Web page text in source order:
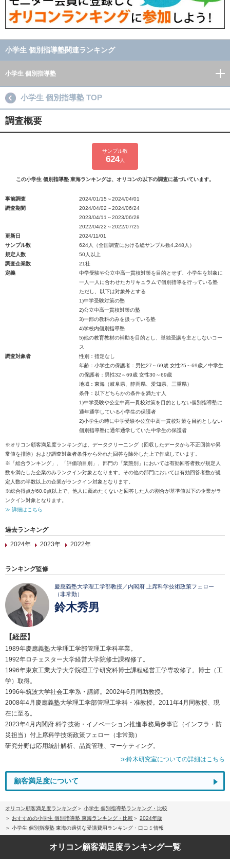
小学生 個別指導塾関連ランキング
小学生 個別指導塾
小学生 個別指導塾 TOP
調査概要
サンプル数
624人
この小学生 個別指導塾 東海ランキングは、オリコンの以下の調査に基づいています。
事前調査
2024/01/15～2024/04/01
調査期間
2024/04/02～2024/06/24
2023/04/11～2023/06/28
2022/04/22～2022/07/25
更新日
2024/11/01
サンプル数
624人（全国調査における総サンプル数4,248人）
規定人数
50人以上
調査企業数
21社
定義
中学受験や公立中高一貫校対策を目的とせず、小学生を対象に
一人一人に合わせたカリキュラムで個別指導を行っている塾
ただし、以下は対象外とする
1)中学受験対策の塾
2)公立中高一貫校対策の塾
3)一部の教科のみを扱っている塾
4)学校内個別指導塾
5)他の教育教材の補助を目的とし、単独受講を主としないコー
ス
調査対象者
性別：指定なし
年齢：小学生の保護者：男性27～69歳 女性25～69歳／中学生
の保護者：男性32～69歳 女性30～69歳
地域：東海（岐阜県、静岡県、愛知県、三重県）
条件：以下どちらかの条件を満たす人
1)中学受験や公立中高一貫校対策を目的としない個別指導塾に
通年通学している小学生の保護者
2)小学生の時に中学受験や公立中高一貫校対策を目的としない
個別指導塾に通年通学していた中学生の保護者
※オリコン顧客満足度ランキングは、データクリーニング（回収したデータから不正回答や異
常値を排除）および調査対象者条件から外れた回答を除外した上で作成しています。
※「総合ランキング」、「評価項目別」、部門の「業態別」においては有効回答者数が規定人
数を満たした企業のみランクイン対象となります。その他の部門においては有効回答者数が規
定人数の半数以上の企業がランクイン対象となります。
※総合得点が60.0点以上で、他人に薦めたくないと回答した人の割合が基準値以下の企業がラ
ンクイン対象となります。
≫ 詳細はこちら
過去ランキング
2024年
2023年 2022年
ランキング監修
慶應義塾大学理工学部教授／内閣府 上席科学技術政策フェロー
（非常勤）
鈴木秀男
【経歴】
1989年慶應義塾大学理工学部管理工学科卒業。
1992年ロチェスター大学経営大学院修士課程修了。
1996年東京工業大学大学院理工学研究科博士課程経営工学専攻修了。博士（工
学）取得。
1996年筑波大学社会工学系・講師。2002年6月同助教授。
2008年4月慶應義塾大学理工学部管理工学科・准教授。2011年4月同教授、現
在に至る。
2023年4月内閣府 科学技術・イノベーション推進事務局参事官（インフラ・防
災担当）付上席科学技術政策フェロー（非常勤）
研究分野は応用統計解析、品質管理、マーケティング。
≫鈴木研究室についての詳細はこちら
顧客満足度について
オリコン顧客満足度ランキング
小学生 個別指導塾ランキング・比較
おすすめの小学生 個別指導塾 東海ランキング・比較
2024年版
小学生 個別指導塾 東海の適切な受講費用ランキング・口コミ情報
オリコン顧客満足度ランキング一覧